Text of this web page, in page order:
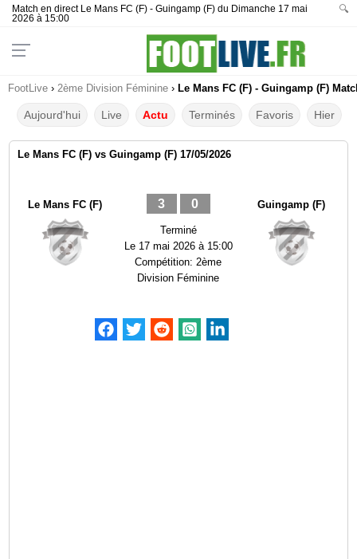
Match en direct Le Mans FC (F) - Guingamp (F) du Dimanche 17 mai
2026 à 15:00
🔍
FootLive › 2ème Division Féminine › Le Mans FC (F) - Guingamp (F)
Aujourd'hui Live Actu Terminés Favoris Hier
Le Mans FC (F) vs Guingamp (F) 17/05/2026
Le Mans FC (F) 3 0
Terminé
Le 17 mai 2026 à 15:00
Compétition:2ème
Division Féminine
Guingamp (F)